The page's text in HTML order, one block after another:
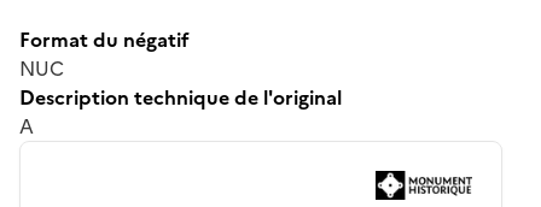
Format du négatif
NUC
Description technique de l'original
A